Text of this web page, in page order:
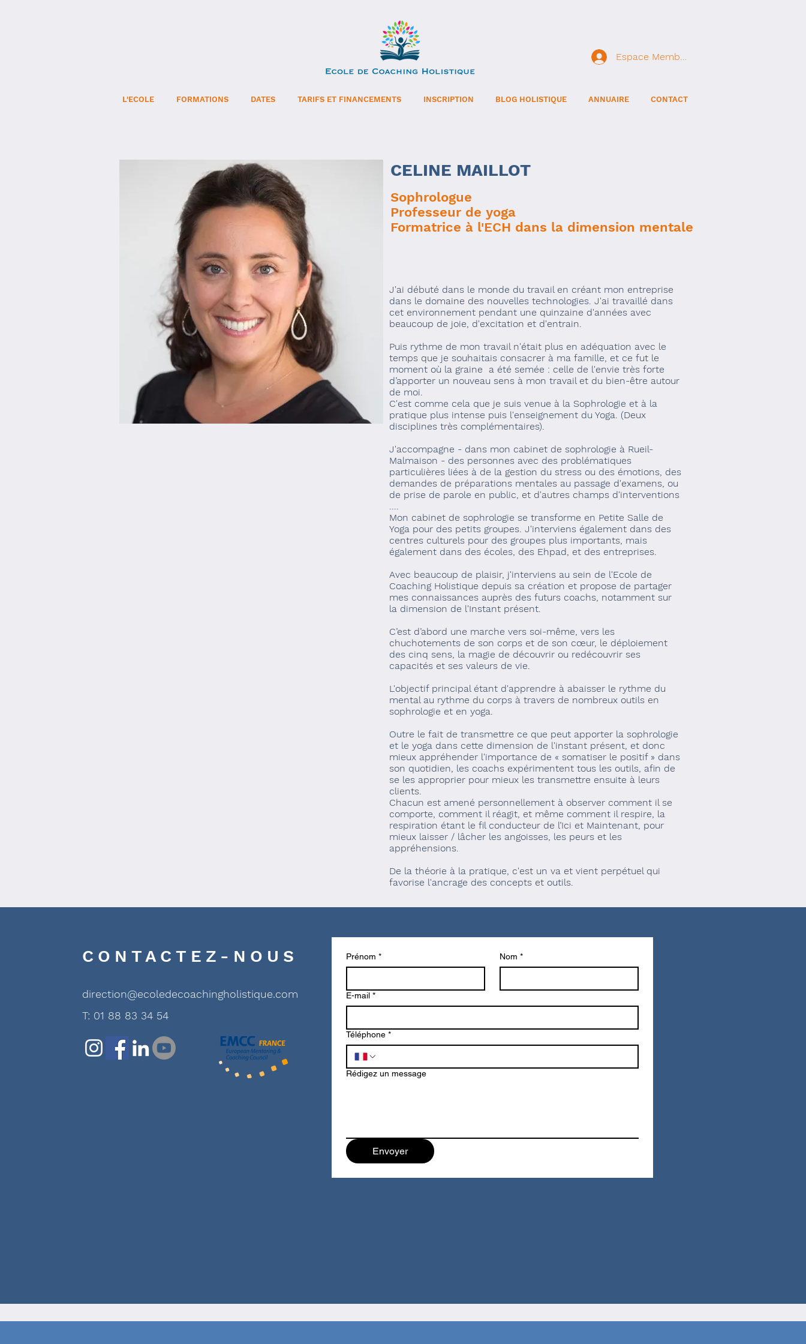
Espace Membre
L'ECOLE FORMATIONS DATES TARIFS ET FINANCEMENTS INSCRIPTION BLOG HOLISTIQUE ANNUAIRE CONTACT
CELINE MAILLOT
Sophrologue
Professeur de yoga
Formatrice à l'ECH dans la dimension mentale
J'ai débuté dans le monde du travail en créant mon entreprise
dans le domaine des nouvelles technologies. J'ai travaillé dans
cet environnement pendant une quinzaine d'années avec
beaucoup de joie, d'excitation et d'entrain.
Puis rythme de mon travail n'était plus en adéquation avec le
temps que je souhaitais consacrer à ma famille, et ce fut le
moment où la graine a été semée : celle de l'envie très forte
d’apporter un nouveau sens à mon travail et du bien-être autour
de moi.
C'est comme cela que je suis venue à la Sophrologie et à la
pratique plus intense puis l'enseignement du Yoga. (Deux
disciplines très complémentaires).
J'accompagne - dans mon cabinet de sophrologie à Rueil-
Malmaison - des personnes avec des problématiques
particulières liées à de la gestion du stress ou des émotions, des
demandes de préparations mentales au passage d'examens, ou
de prise de parole en public, et d'autres champs d'interventions
....
Mon cabinet de sophrologie se transforme en Petite Salle de
Yoga pour des petits groupes. J'interviens également dans des
centres culturels pour des groupes plus importants, mais
également dans des écoles, des Ehpad, et des entreprises.
Avec beaucoup de plaisir, j'interviens au sein de l'Ecole de
Coaching Holistique depuis sa création et propose de partager
mes connaissances auprès des futurs coachs, notamment sur
la dimension de l'Instant présent.
C’est d’abord une marche vers soi-même, vers les
chuchotements de son corps et de son cœur, le déploiement
des cinq sens, la magie de découvrir ou redécouvrir ses
capacités et ses valeurs de vie.
L'objectif principal étant d'apprendre à abaisser le rythme du
mental au rythme du corps à travers de nombreux outils en
sophrologie et en yoga.
Outre le fait de transmettre ce que peut apporter la sophrologie
et le yoga dans cette dimension de l'instant présent, et donc
mieux appréhender l'importance de « somatiser le positif » dans
son quotidien, les coachs expérimentent tous les outils, afin de
se les approprier pour mieux les transmettre ensuite à leurs
clients.
Chacun est amené personnellement à observer comment il se
comporte, comment il réagit, et même comment il respire, la
respiration étant le fil conducteur de l’Ici et Maintenant, pour
mieux laisser / lâcher les angoisses, les peurs et les
appréhensions.
De la théorie à la pratique, c'est un va et vient perpétuel qui
favorise l'ancrage des concepts et outils.
CONTACTEZ-NOUS
direction@ecoledecoachingholistique.com
T: 01 88 83 34 54
Prénom * Nom *
E-mail *
Téléphone *
Rédigez un message
Envoyer